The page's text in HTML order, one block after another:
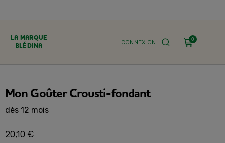
CONNEXION 0
LA MARQUE
BLÉDINA
Mon Goûter Crousti-fondant
dès 12 mois
20,10 €